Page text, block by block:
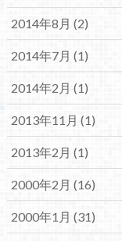
2014年8月 (2)
2014年7月 (1)
2014年2月 (1)
2013年11月 (1)
2013年2月 (1)
2000年2月 (16)
2000年1月 (31)